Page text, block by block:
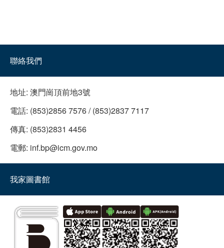
聯絡我們
地址: 澳門崗頂前地3號
電話: (853)2856 7576 / (853)2837 7117
傳真: (853)2831 4456
電郵: inf.bp@icm.gov.mo
我家圖書館